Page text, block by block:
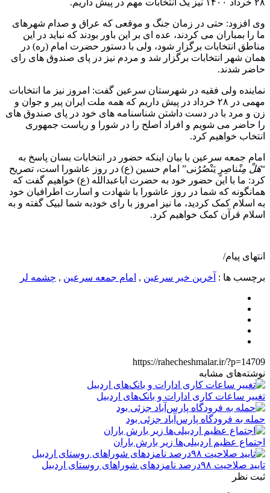
۲۸ خرداد ۱۴۰۰ نیز یک انتخابات مهم در پیش داریم.
وی افزود: حتی در زمان جنگ و موقعی که عراق و صدام شهرهای
ما را بمباران می کردند، عده ای بر این باور بودند که نباید در این
مناطق انتخابات برگزار شود، ولی با دستور حضرت امام (ره) در
همان شهر انتخابات برگزار شد و مردم نیز در پای صندوق های رای
حاضر شدند.
نماینده ولی فقیه در شهرستان سرعین گفت: امروز نیز ما انتخابات
مهمی در ۲۸ خرداد در پیش داریم که همه ملت ایران پیر و جوان و
زن و مرد با در دست داشتن شناسنامه های خود در پای صندوق های
را حاضر می شویم و افراد اصلح را در شورا و ریاست جمهوری
انتخاب خواهیم کرد.
امام جمعه سرعین با بیان اینکه حضور در انتخابات بسان پاسخ به
“هَلْ مِنْناصِرٍ یَنْصُرُنی” امام حسین (ع) در روز عاشورا است، تصریح
کرد: ما با این حضور خود به حضرت اباعبدالله (ع) خواهیم گفت که
همانگونه که شما در روز عاشورا با شهادت و اسارت اطرافیان خود
به اسلام کمک کردید، ما نیز امروز با رای خودبه شما لبیک گفته و به
اسلام قرآن کمک خواهیم کرد.
انتهای پیام/
برچسب ها : آخرین خبر سرعین , امام جمعه سرعین , چشمه لر
https://rahecheshmalar.ir/?p=14709
نوشته‌های مشابه
تغییر ساعات کاری ادارات و بانک‌های اردبیل
حمله به فرودگاه پارس‌‌آباد جزئی بود
اجتماع عظیم اردبیلی‌ها زیر بارش باران
تایید صلاحیت ۹۸درصد نامزدهای شوراهای روستای اردبیل
ثبت نظر